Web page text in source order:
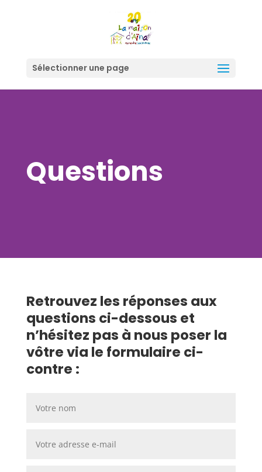
Sélectionner une page
Questions
Retrouvez les réponses aux
questions ci-dessous et
n’hésitez pas à nous poser la
vôtre via le formulaire ci-
contre :